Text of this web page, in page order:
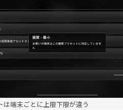
は端末ごとに上限下限が違う